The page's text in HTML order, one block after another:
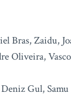
Bras, Zaidu,
Oliveira,
Gul,